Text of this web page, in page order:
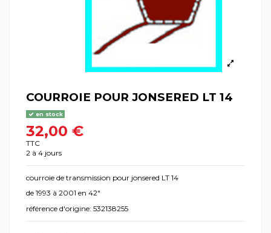
COURROIE POUR JONSERED LT 14
en stock
32,00 €
TTC
2 à 4 jours
courroie de transmission pour jonsered LT 14
de 1993 à 2001 en 42"
référence d'origine: 532138255